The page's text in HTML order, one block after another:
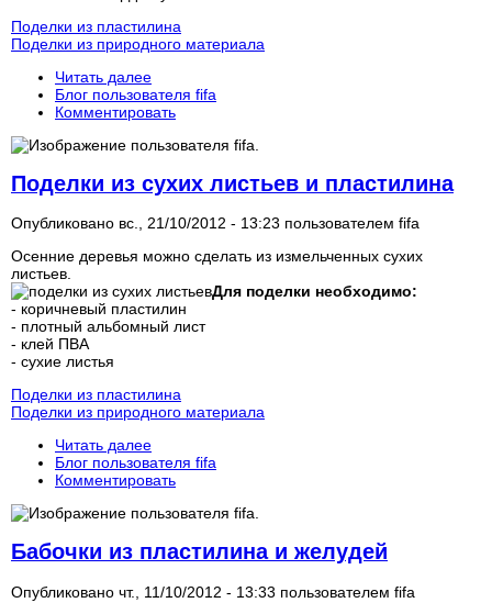
Поделки из пластилина
Поделки из природного материала
Читать далее
Блог пользователя fifa
Комментировать
Поделки из сухих листьев и пластилина
Опубликовано вс., 21/10/2012 - 13:23 пользователем fifa
Осенние деревья можно сделать из измельченных сухих
листьев.
Для поделки необходимо:
- коричневый пластилин
- плотный альбомный лист
- клей ПВА
- сухие листья
Поделки из пластилина
Поделки из природного материала
Читать далее
Блог пользователя fifa
Комментировать
Бабочки из пластилина и желудей
Опубликовано чт., 11/10/2012 - 13:33 пользователем fifa